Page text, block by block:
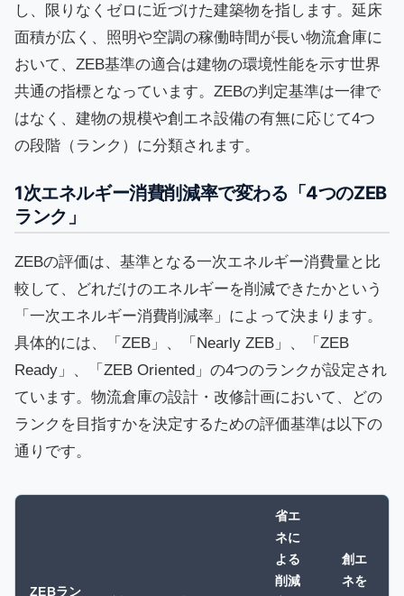
し、限りなくゼロに近づけた建築物を指します。延床
面積が広く、照明や空調の稼働時間が長い物流倉庫に
おいて、ZEB基準の適合は建物の環境性能を示す世界
共通の指標となっています。ZEBの判定基準は一律で
はなく、建物の規模や創エネ設備の有無に応じて4つ
の段階（ランク）に分類されます。
1次エネルギー消費削減率で変わる「4つのZEB
ランク」
ZEBの評価は、基準となる一次エネルギー消費量と比
較して、どれだけのエネルギーを削減できたかという
「一次エネルギー消費削減率」によって決まります。
具体的には、「ZEB」、「Nearly ZEB」、「ZEB
Ready」、「ZEB Oriented」の4つのランクが設定され
ています。物流倉庫の設計・改修計画において、どの
ランクを目指すかを決定するための評価基準は以下の
通りです。
ZEBラン
省エ
ネに
よる
削減
創エ
ネを